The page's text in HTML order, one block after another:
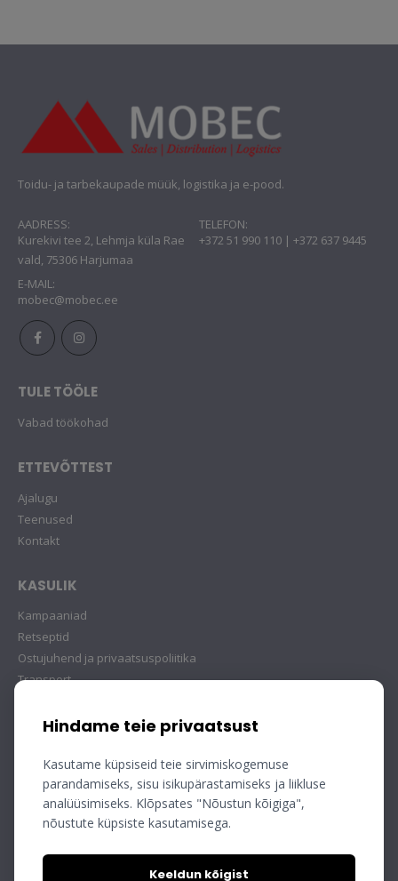
Toidu- ja tarbekaupade müük, logistika ja e-pood.
AADRESS:
Kurekivi tee 2, Lehmja küla Rae
vald, 75306 Harjumaa
TELEFON:
+372 51 990 110 | +372 637 9445
E-MAIL:
mobec@mobec.ee
TULE TÖÖLE
Vabad töökohad
ETTEVÕTTEST
Ajalugu
Teenused
Kontakt
KASULIK
Kampaaniad
Retseptid
Ostujuhend ja privaatsuspoliitika
Transport
Hindame teie privaatsust
Kasutame küpsiseid teie sirvimiskogemuse
parandamiseks, sisu isikupärastamiseks ja liikluse
analüüsimiseks. Klõpsates "Nõustun kõigiga",
nõustute küpsiste kasutamisega.
Keeldun kõigist